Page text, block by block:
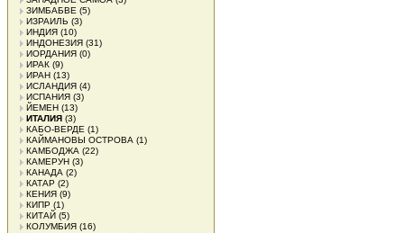
ЗИМБАБВЕ (5)
ИЗРАИЛЬ (3)
ИНДИЯ (10)
ИНДОНЕЗИЯ (31)
ИОРДАНИЯ (0)
ИРАК (9)
ИРАН (13)
ИСЛАНДИЯ (4)
ИСПАНИЯ (3)
ЙЕМЕН (13)
ИТАЛИЯ (3)
КАБО-ВЕРДЕ (1)
КАЙМАНОВЫ ОСТРОВА (1)
КАМБОДЖА (22)
КАМЕРУН (3)
КАНАДА (2)
КАТАР (2)
КЕНИЯ (9)
КИПР (1)
КИТАЙ (5)
КОЛУМБИЯ (16)